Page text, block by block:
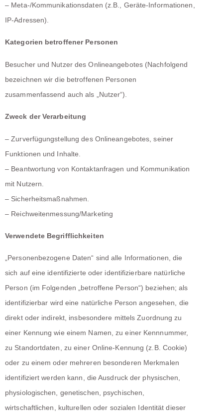
– Meta-/Kommunikationsdaten (z.B., Geräte-Informationen,
IP-Adressen).
Kategorien betroffener Personen
Besucher und Nutzer des Onlineangebotes (Nachfolgend
bezeichnen wir die betroffenen Personen
zusammenfassend auch als „Nutzer“).
Zweck der Verarbeitung
– Zurverfügungstellung des Onlineangebotes, seiner
Funktionen und Inhalte.
– Beantwortung von Kontaktanfragen und Kommunikation
mit Nutzern.
– Sicherheitsmaßnahmen.
– Reichweitenmessung/Marketing
Verwendete Begrifflichkeiten
„Personenbezogene Daten“ sind alle Informationen, die
sich auf eine identifizierte oder identifizierbare natürliche
Person (im Folgenden „betroffene Person“) beziehen; als
identifizierbar wird eine natürliche Person angesehen, die
direkt oder indirekt, insbesondere mittels Zuordnung zu
einer Kennung wie einem Namen, zu einer Kennnummer,
zu Standortdaten, zu einer Online-Kennung (z.B. Cookie)
oder zu einem oder mehreren besonderen Merkmalen
identifiziert werden kann, die Ausdruck der physischen,
physiologischen, genetischen, psychischen,
wirtschaftlichen, kulturellen oder sozialen Identität dieser